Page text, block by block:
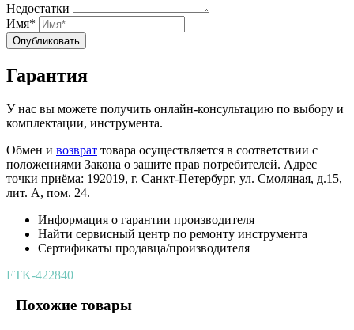
Недостатки
Имя*
Опубликовать
Гарантия
У нас вы можете получить онлайн-консультацию по выбору и
комплектации, инструмента.
Обмен и возврат товара осуществляется в соответствии с
положениями Закона о защите прав потребителей. Адрес
точки приёма: 192019, г. Санкт-Петербург, ул. Смоляная, д.15,
лит. А, пом. 24.
Информация о гарантии производителя
Найти сервисный центр по ремонту инструмента
Сертификаты продавца/производителя
ETK-422840
Похожие товары